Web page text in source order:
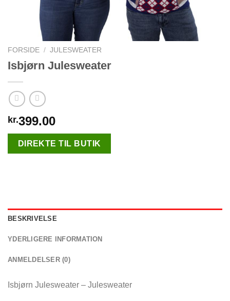
FORSIDE / JULESWEATER
Isbjørn Julesweater
kr.399.00
DIREKTE TIL BUTIK
BESKRIVELSE
YDERLIGERE INFORMATION
ANMELDELSER (0)
Isbjørn Julesweater – Julesweater